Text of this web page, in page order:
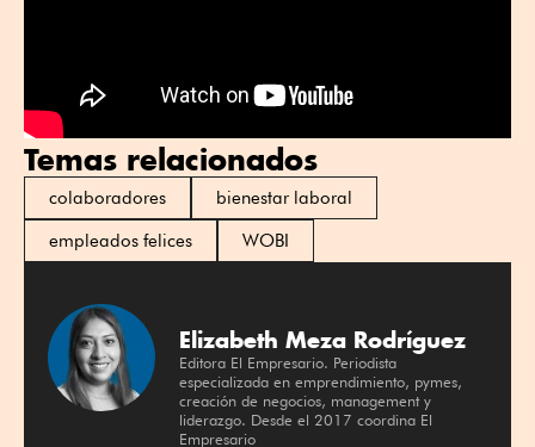
Temas relacionados
colaboradores
bienestar laboral
empleados felices
WOBI
Elizabeth Meza Rodríguez
Editora El Empresario. Periodista
especializada en emprendimiento, pymes,
creación de negocios, management y
liderazgo. Desde el 2017 coordina El
Empresario